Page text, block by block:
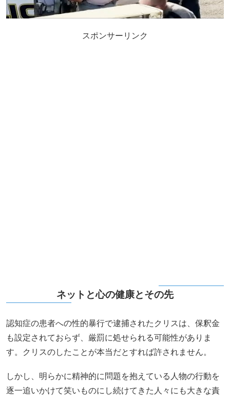
スポンサーリンク
ネットと心の健康とその先
認知症の患者への性的暴行で逮捕されたクリスは、保釈金
も設定されておらず、厳罰に処せられる可能性がありま
す。クリスのしたことが本当だとすれば許されません。
しかし、明らかに精神的に問題を抱えている人物の行動を
逐一追いかけて笑いものにし続けてきた人々にも大きな責